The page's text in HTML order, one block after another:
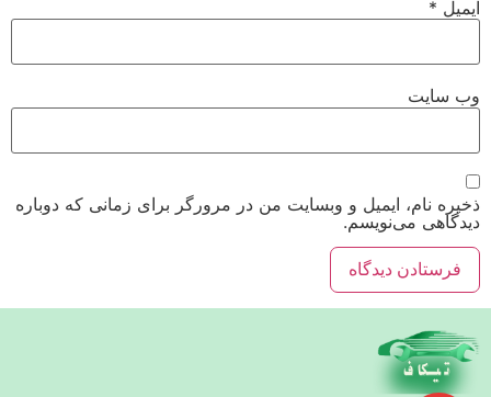
ایمیل *
وب‌ سایت
ذخیره نام، ایمیل و وبسایت من در مرورگر برای زمانی که دوباره
دیدگاهی می‌نویسم.